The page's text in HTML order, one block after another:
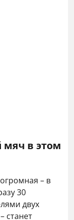
мяч в этом
– в
30
двух
станет